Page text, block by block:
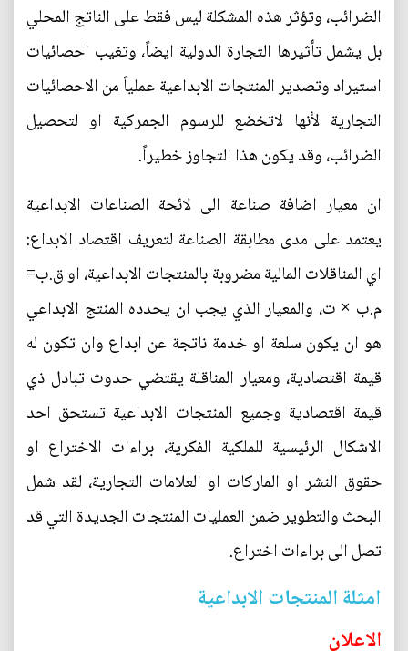
الضرائب، وتؤثر هذه المشكلة ليس فقط على الناتج المحلي
بل يشمل تأثيرها التجارة الدولية ايضاً، وتغيب احصائيات
استيراد وتصدير المنتجات الابداعية عملياً من الاحصائيات
التجارية لأنها لاتخضع للرسوم الجمركية او لتحصيل
الضرائب، وقد يكون هذا التجاوز خطيراً.
ان معيار اضافة صناعة الى لائحة الصناعات الابداعية
يعتمد على مدى مطابقة الصناعة لتعريف اقتصاد الابداع:
اي المناقلات المالية مضروبة بالمنتجات الابداعية، او ق.ب=
م.ب × ت، والمعيار الذي يجب ان يحدده المنتج الابداعي
هو ان يكون سلعة او خدمة ناتجة عن ابداع وان تكون له
قيمة اقتصادية، ومعيار المناقلة يقتضي حدوث تبادل ذي
قيمة اقتصادية وجميع المنتجات الابداعية تستحق احد
الاشكال الرئيسية للملكية الفكرية، براءات الاختراع او
حقوق النشر او الماركات او العلامات التجارية، لقد شمل
البحث والتطوير ضمن العمليات المنتجات الجديدة التي قد
تصل الى براءات اختراع.
امثلة المنتجات الابداعية
الاعلان